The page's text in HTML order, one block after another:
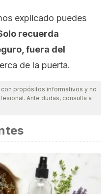
explicado puedes
recuerda
fuera del
de la puerta.
propósitos informativos y no
Ante dudas, consulta a